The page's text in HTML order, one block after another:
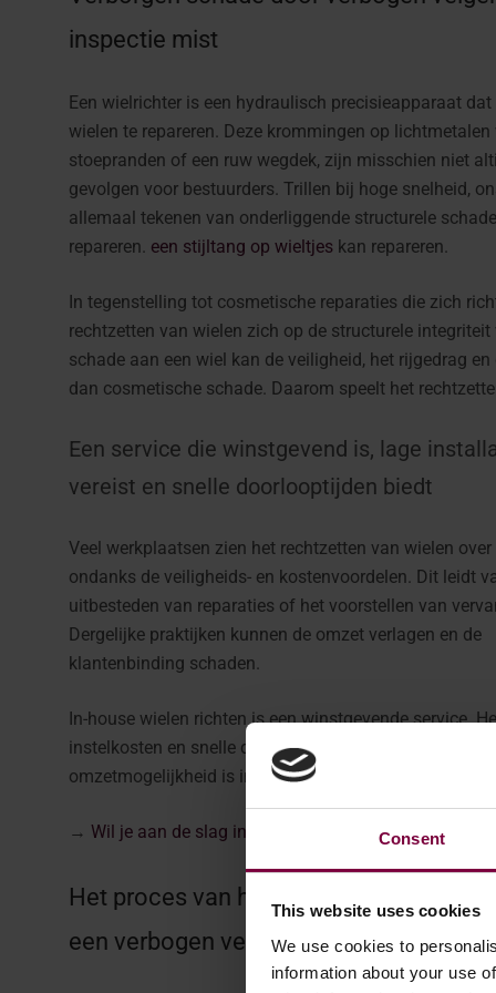
Consent
This website uses cookies
We use cookies to
information about your use
inspectie mist
Een wielrichter is een hydraulisch precisieapparaat
wielen te repareren. Deze krommingen op
stoepranden of een ruw wegdek, zijn misschien niet
gevolgen voor bestuurders. Trillen bij hoge snelheid,
allemaal tekenen van onderliggende structurele
repareren. een stijltang op wieltjes kan repareren.
In tegenstelling tot cosmetische reparaties die zich
rechtzetten van wielen zich op de structurele
schade aan een wiel kan de veiligheid, het rijgedrag
dan cosmetische schade. Daarom speelt het
Een service die winstgevend is, lage
vereist en snelle doorlooptijden biedt
Veel werkplaatsen zien het rechtzetten van wielen
ondanks de veiligheids- en kostenvoordelen. Dit leidt
uitbesteden van reparaties of het voorstellen van
Dergelijke praktijken kunnen de omzet verlagen en de
klantenbinding schaden.
In-house wielen richten is een winstgevende service.
instelkosten en snelle doorlooptijden, waardoor het een
omzetmogelijkheid is in een concurrerende markt met
→ Wil je aan de slag in de wielreparatie?
Het proces van het rechtzetten van een
een verbogen velg